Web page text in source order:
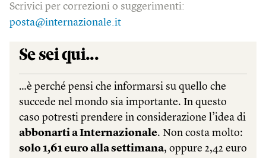
Scrivici per correzioni o suggerimenti:
posta@internazionale.it